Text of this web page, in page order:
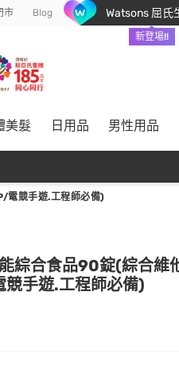
市 Blog Watsons 屈氏
新登場!!
美髮 日用品 男性用品
電競手遊.工程師必備)
能綜合食品90錠(綜合
手遊.工程師必備)